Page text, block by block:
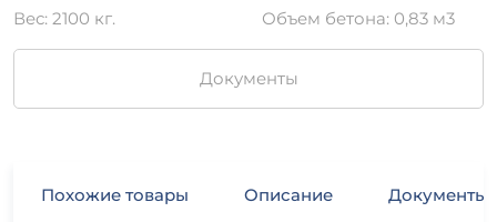
Вес: 2100 кг. Объем бетона: 0,83 м3
Документы
Похожие товары Описание Документы